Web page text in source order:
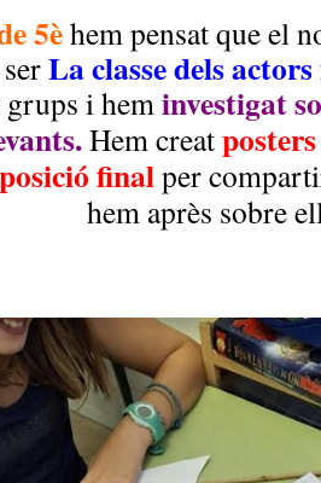
5èhem pensat que el
La classe dels
i heminvestigat
Hem creat
finalper
hem après sobre